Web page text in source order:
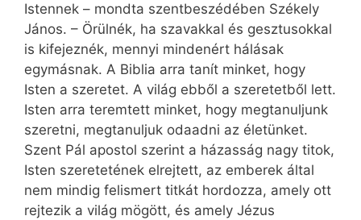
Istennek – mondta szentbeszédében Székely
János. – Örülnék, ha szavakkal és gesztusokkal
is kifejeznék, mennyi mindenért hálásak
egymásnak. A Biblia arra tanít minket, hogy
Isten a szeretet. A világ ebből a szeretetből lett.
Isten arra teremtett minket, hogy megtanuljunk
szeretni, megtanuljuk odaadni az életünket.
Szent Pál apostol szerint a házasság nagy titok,
Isten szeretetének elrejtett, az emberek által
nem mindig felismert titkát hordozza, amely ott
rejtezik a világ mögött, és amely Jézus